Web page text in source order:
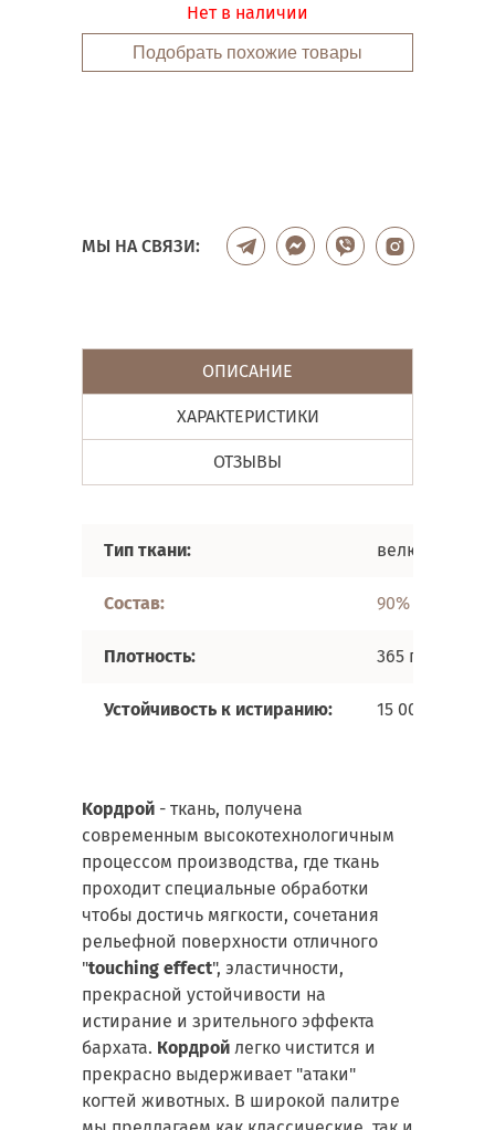
Нет в наличии
Подобрать похожие товары
МЫ НА СВЯЗИ:
ОПИСАНИЕ
ХАРАКТЕРИСТИКИ
ОТЗЫВЫ
Тип ткани: велюр
Состав: 90% ПЭС, 8%
Плотность: 365 гр./кв.м
Устойчивость к истиранию: 15 000 циклов
Kордрой - ткань, получена
современным высокотехнологичным
процессом производства, где ткань
проходит специальные обработки
чтобы достичь мягкости, сочетания
рельефной поверхности отличного
"touching effect", эластичности,
прекрасной устойчивости на
истирание и зрительного эффекта
бархата. Кордрой легко чистится и
прекрасно выдерживает "атаки"
когтей животных. В широкой палитре